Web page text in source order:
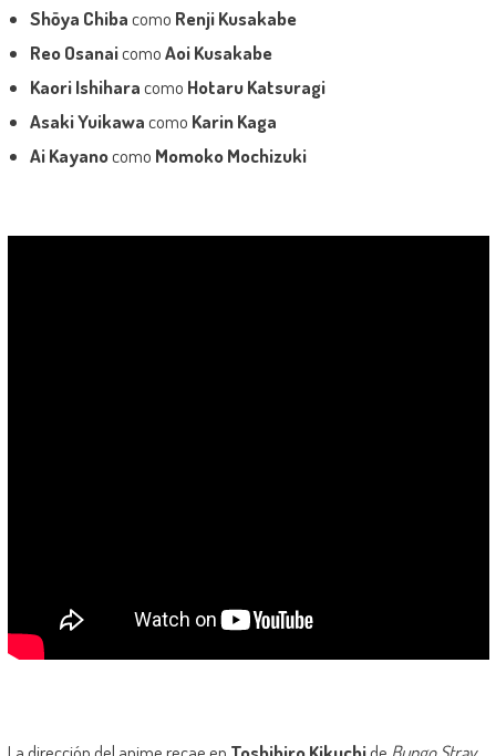
Shōya Chibacomo Renji Kusakabe
Reo OsanaicomoAoi Kusakabe
Kaori Ishiharacomo Hotaru Katsuragi
Asaki Yuikawacomo Karin Kaga
Ai Kayanocomo Momoko Mochizuki